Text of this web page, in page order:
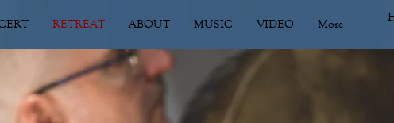
RETREAT ABOUT MUSIC VIDEO More